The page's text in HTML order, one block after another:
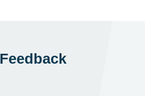
Feedback